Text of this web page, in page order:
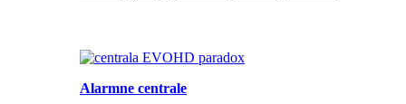
Alarmne centrale